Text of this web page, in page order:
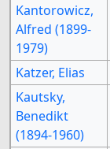
Kantorowicz,
Alfred (1899-
1979)
Katzer, Elias
Kautsky,
Benedikt
(1894-1960)